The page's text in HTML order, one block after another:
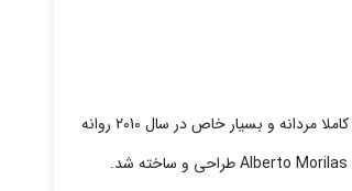
مخصوص آقایان تک سلیقه و بسیار حساس و پر اهمیت نسبت به شیک بودن و به روز بودن، این شعار این محصول کارخانه بلگاری است که جدیدترین محصول خودرا به شکل کاملا مردانه و بسیار خاص در سال 2010 روانه